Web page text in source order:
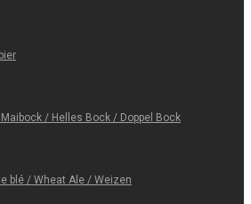
/ Helles Bock / Doppel Bock
blé / Wheat Ale / Weizen